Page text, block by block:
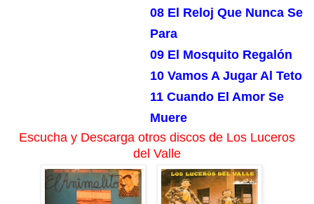
08 El Reloj Que Nunca Se
Para
09 El Mosquito Regalón
10 Vamos A Jugar Al Teto
11 Cuando El Amor Se
Muere
Escucha y Descarga otros discos de Los Luceros
del Valle